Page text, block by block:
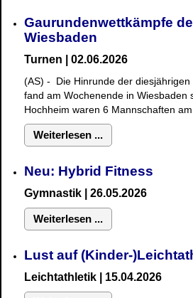
Gaurundenwettkämpfe
Wiesbaden
Turnen | 02.06.2026
(AS) - Die Hinrunde der
fand am Wochenende in Wiesbaden
Hochheim waren 6 Mannschaften am
Weiterlesen ...
Neu: Hybrid Fitness
Gymnastik | 26.05.2026
Weiterlesen ...
Lust auf (Kinder-
Leichtathletik | 15.04.2026